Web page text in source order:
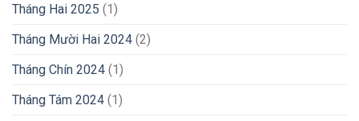
Tháng Hai 2025 (1)
Tháng Mười Hai 2024 (2)
Tháng Chín 2024 (1)
Tháng Tám 2024 (1)